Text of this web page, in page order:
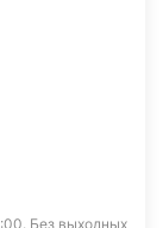
Без выходных